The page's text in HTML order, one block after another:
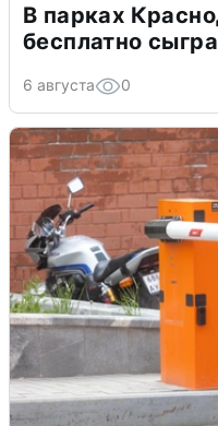
В парках
бесплатно
6 августа 0